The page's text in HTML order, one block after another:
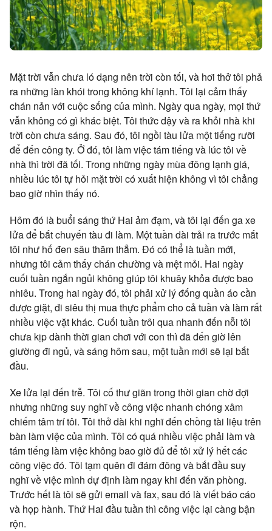
Mặt trời vẫn chưa ló dạng nên trời còn tối, và hơi thở tôi phả
ra những làn khói trong không khí lạnh. Tôi lại cảm thấy
chán nản với cuộc sống của mình. Ngày qua ngày, mọi thứ
vẫn không có gì khác biệt. Tôi thức dậy và ra khỏi nhà khi
trời còn chưa sáng. Sau đó, tôi ngồi tàu lửa một tiếng rưỡi
để đến công ty. Ở đó, tôi làm việc tám tiếng và lúc tôi về
nhà thì trời đã tối. Trong những ngày mùa đông lạnh giá,
nhiều lúc tôi tự hỏi mặt trời có xuất hiện không vì tôi chẳng
bao giờ nhìn thấy nó.
Hôm đó là buổi sáng thứ Hai ảm đạm, và tôi lại đến ga xe
lửa để bắt chuyến tàu đi làm. Một tuần dài trải ra trước mắt
tôi như hố đen sâu thăm thẳm. Đó có thể là tuần mới,
nhưng tôi cảm thấy chán chường và mệt mỏi. Hai ngày
cuối tuần ngắn ngủi không giúp tôi khuây khỏa được bao
nhiêu. Trong hai ngày đó, tôi phải xử lý đống quần áo cần
được giặt, đi siêu thị mua thực phẩm cho cả tuần và làm rất
nhiều việc vặt khác. Cuối tuần trôi qua nhanh đến nỗi tôi
chưa kịp dành thời gian chơi với con thì đã đến giờ lên
giường đi ngủ, và sáng hôm sau, một tuần mới sẽ lại bắt
đầu.
Xe lửa lại đến trễ. Tôi cố thư giãn trong thời gian chờ đợi
nhưng những suy nghĩ về công việc nhanh chóng xâm
chiếm tâm trí tôi. Tôi thở dài khi nghĩ đến chồng tài liệu trên
bàn làm việc của mình. Tôi có quá nhiều việc phải làm và
tám tiếng làm việc không bao giờ đủ để tôi xử lý hết các
công việc đó. Tôi tạm quên đi đám đông và bắt đầu suy
nghĩ về việc mình dự định làm ngay khi đến văn phòng.
Trước hết là tôi sẽ gửi email và fax, sau đó là viết báo cáo
và họp hành. Thứ Hai đầu tuần thì công việc lại càng bận
rộn.